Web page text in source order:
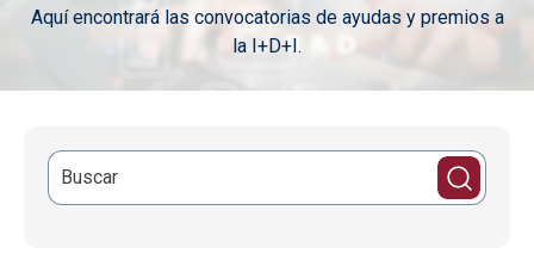
Aquí encontrará las convocatorias de ayudas y premios a
la I+D+I.